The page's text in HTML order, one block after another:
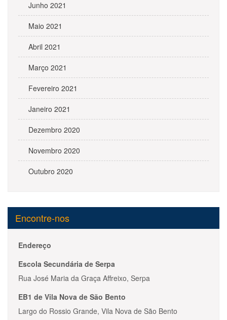
Junho 2021
Maio 2021
Abril 2021
Março 2021
Fevereiro 2021
Janeiro 2021
Dezembro 2020
Novembro 2020
Outubro 2020
Encontre-nos
Endereço
Escola Secundária de Serpa
Rua José Maria da Graça Affreixo, Serpa
EB1 de Vila Nova de São Bento
Largo do Rossio Grande, Vila Nova de São Bento